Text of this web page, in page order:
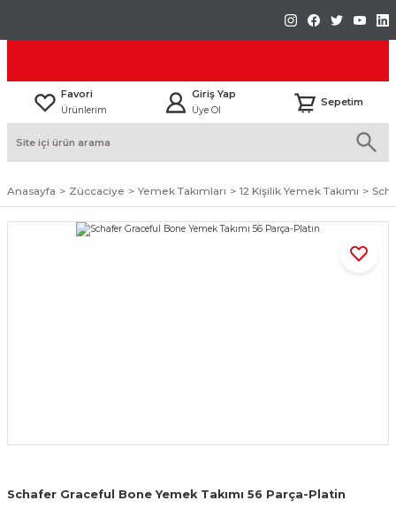
Favori
Ürünlerim
Giriş Yap
Üye Ol
Sepetim
Anasayfa Züccaciye Yemek Takımları 12 Kişilik Yemek Takımı
Schafer Graceful Bone Yemek Takımı 56 Parça-Platin